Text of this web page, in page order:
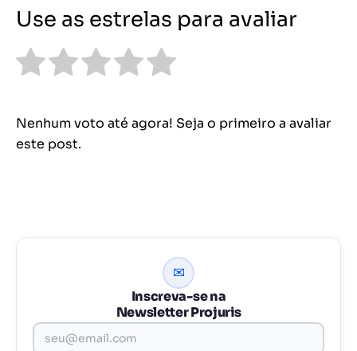
Use as estrelas para avaliar
Nenhum voto até agora! Seja o primeiro a avaliar
este post.
✉
Inscreva-se na
Newsletter Projuris